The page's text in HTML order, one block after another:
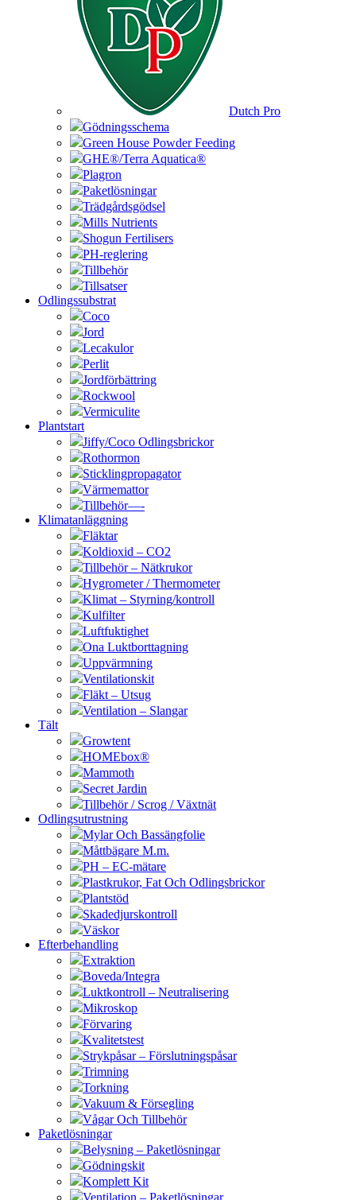
Dutch Pro
Gödningsschema
Green House Powder Feeding
GHE®/Terra Aquatica®
Plagron
Paketlösningar
Trädgårdsgödsel
Mills Nutrients
Shogun Fertilisers
PH-reglering
Tillbehör
Tillsatser
Odlingssubstrat
Coco
Jord
Lecakulor
Perlit
Jordförbättring
Rockwool
Vermiculite
Plantstart
Jiffy/Coco Odlingsbrickor
Rothormon
Sticklingpropagator
Värmemattor
Tillbehör—-
Klimatanläggning
Fläktar
Koldioxid – CO2
Tillbehör – Nätkrukor
Hygrometer / Thermometer
Klimat – Styrning/kontroll
Kulfilter
Luftfuktighet
Ona Luktborttagning
Uppvärmning
Ventilationskit
Fläkt – Utsug
Ventilation – Slangar
Tält
Growtent
HOMEbox®
Mammoth
Secret Jardin
Tillbehör / Scrog / Växtnät
Odlingsutrustning
Mylar Och Bassängfolie
Måttbägare M.m.
PH – EC-mätare
Plastkrukor, Fat Och Odlingsbrickor
Plantstöd
Skadedjurskontroll
Väskor
Efterbehandling
Extraktion
Boveda/Integra
Luktkontroll – Neutralisering
Mikroskop
Förvaring
Kvalitetstest
Strykpåsar – Förslutningspåsar
Trimning
Torkning
Vakuum & Försegling
Vågar Och Tillbehör
Paketlösningar
Belysning – Paketlösningar
Gödningskit
Komplett Kit
Ventilation – Paketlösningar